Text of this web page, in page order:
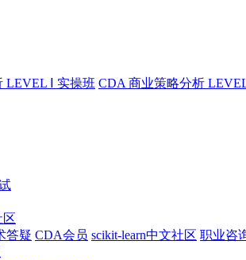
LEVEL Ⅰ 实操班 CDA 商业策略分析
答疑 CDA会员 scikit-learn中文社区 职业咨